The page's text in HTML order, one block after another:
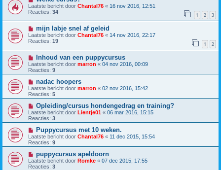
Laatste bericht door Chantal76 « 16 nov 2016, 12:51
Reacties: 34 1 2 3
mijn labje snel af geleid
Laatste bericht door Chantal76 « 14 nov 2016, 22:17
Reacties: 19 1 2
Inhoud van een puppycursus
Laatste bericht door marron « 04 nov 2016, 00:09
Reacties: 9
nadac hoopers
Laatste bericht door marron « 02 nov 2016, 15:42
Reacties: 5
Opleiding/cursus hondengedrag en training?
Laatste bericht door Lientje01 « 06 mar 2016, 15:15
Reacties: 3
Puppycursus met 10 weken.
Laatste bericht door Chantal76 « 11 dec 2015, 15:54
Reacties: 9
puppycursus apeldoorn
Laatste bericht door Romke « 07 dec 2015, 17:55
Reacties: 3